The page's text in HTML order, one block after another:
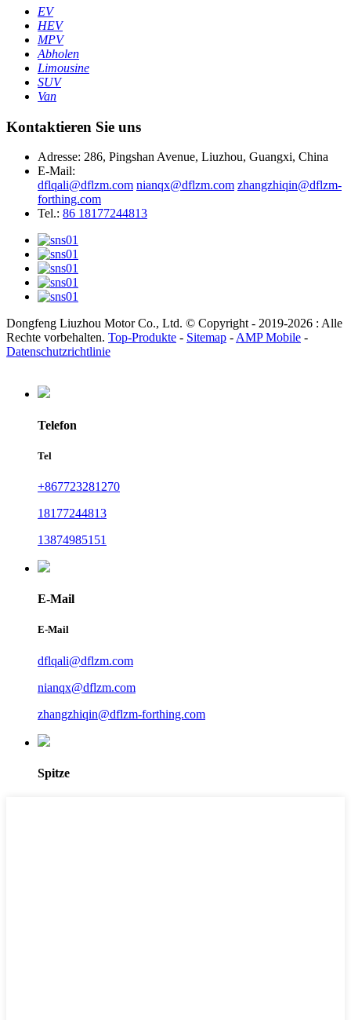
EV
HEV
MPV
Abholen
Limousine
SUV
Van
Kontaktieren Sie uns
Adresse: 286, Pingshan Avenue, Liuzhou, Guangxi, China
E-Mail:
dflqali@dflzm.com nianqx@dflzm.com zhangzhiqin@dflzm-
forthing.com
Tel.: 86 18177244813
Dongfeng Liuzhou Motor Co., Ltd. © Copyright - 2019-2026 : Alle
Rechte vorbehalten. Top-Produkte - Sitemap - AMP Mobile -
Datenschutzrichtlinie
Telefon
Tel
+867723281270
18177244813
13874985151
E-Mail
E-Mail
dflqali@dflzm.com
nianqx@dflzm.com
zhangzhiqin@dflzm-forthing.com
Spitze